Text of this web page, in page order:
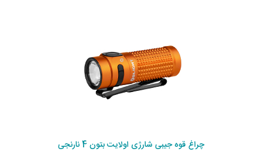
چراغ قوه جیبی شارژی اولایت بتون 4 نارنجی